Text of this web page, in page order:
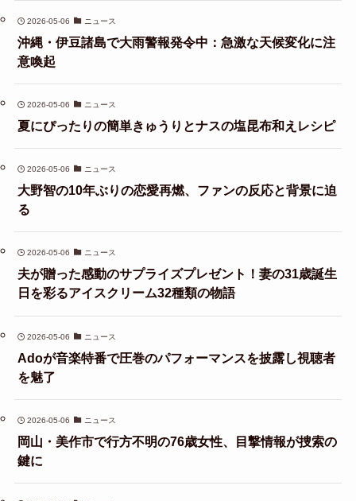
2026-05-06 ニュース
沖縄・伊豆諸島で大雨警報発令中：急激な天候変化に注
意喚起
2026-05-06 ニュース
夏にぴったりの簡単きゅうりとナスの塩昆布和えレシピ
2026-05-06 ニュース
大野智の10年ぶりの恋愛再燃、ファンの反応と背景に迫
る
2026-05-06 ニュース
夫が贈った感動のサプライズプレゼント！妻の31歳誕生
日を彩るアイスクリーム32種類の物語
2026-05-06 ニュース
Adoが音楽特番で圧巻のパフォーマンスを披露し視聴者
を魅了
2026-05-06 ニュース
岡山・美作市で行方不明の76歳女性、目撃情報が捜索の
鍵に